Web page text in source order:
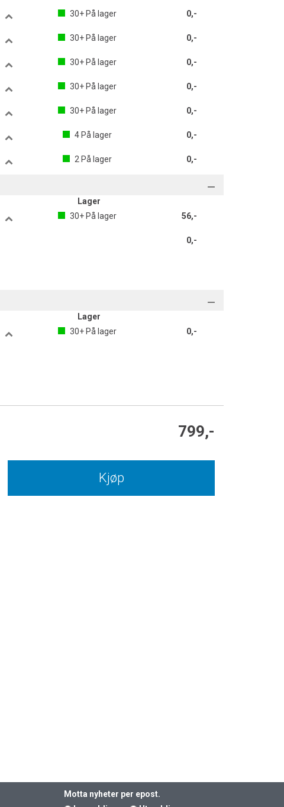
30+På lager 0,-
30+På lager 0,-
30+På lager 0,-
30+På lager 0,-
30+På lager 0,-
4På lager 0,-
2 På lager 0,-
Lager
30+På lager 56,-
0,-
Lager
30+På lager 0,-
799,-
Kjøp
Motta nyheter per epost.